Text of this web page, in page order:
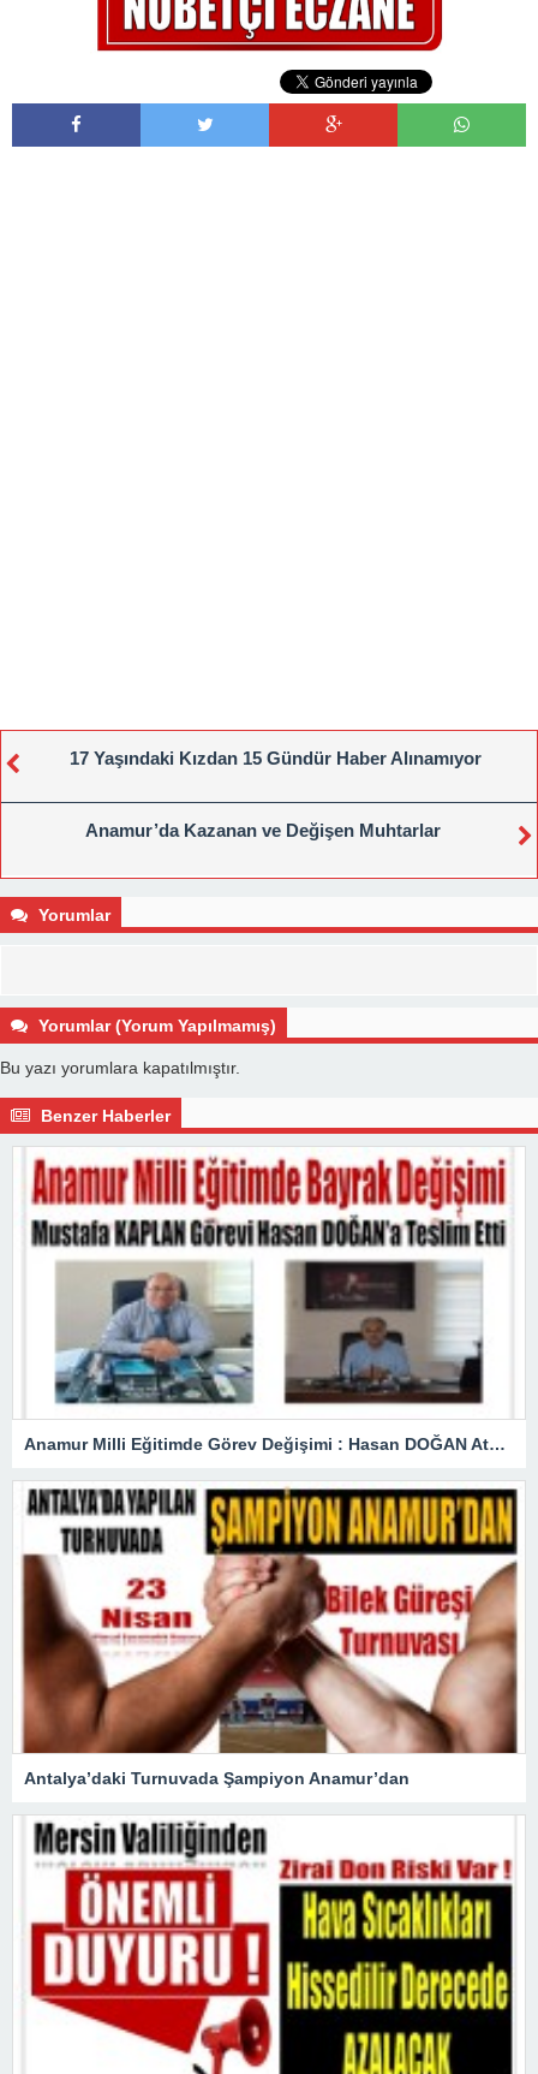
17 Yaşındaki Kızdan 15 Gündür Haber Alınamıyor
Anamur’da Kazanan ve Değişen Muhtarlar
Yorumlar
Yorumlar (Yorum Yapılmamış)
Bu yazı yorumlara kapatılmıştır.
Benzer Haberler
Anamur Milli Eğitimde Görev Değişimi : Hasan DOĞAN Atandı
Antalya’daki Turnuvada Şampiyon Anamur’dan